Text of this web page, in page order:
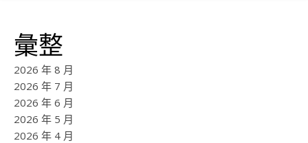
彙整
2026 年 8 月
2026 年 7 月
2026 年 6 月
2026 年 5 月
2026 年 4 月